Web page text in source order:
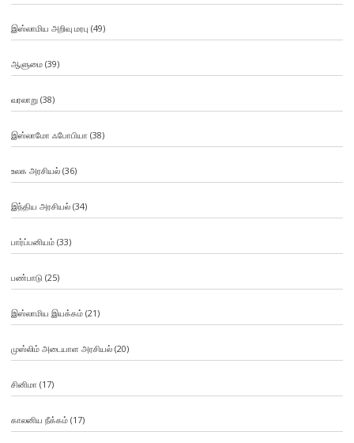
இஸ்லாமிய அறிவு மரபு (49)
ஆளுமை(39)
வரலாறு(38)
இஸ்லாமோ ஃபோபியா (38)
உலக அரசியல்(36)
இந்திய அரசியல்(34)
பார்ப்பனியம்(33)
பண்பாடு(25)
இஸ்லாமிய இயக்கம்(21)
முஸ்லிம் அடையாள அரசியல்(20)
சினிமா (17)
காலனிய நீக்கம்(17)